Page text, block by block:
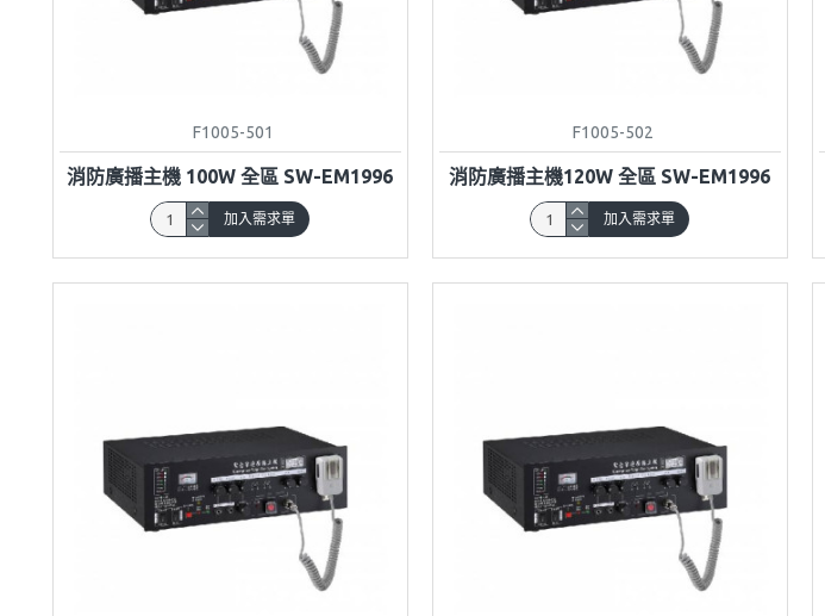
F1005-501
消防廣播主機 100W 全區 SW-EM1996
加入需求單
F1005-502
消防廣播主機120W 全區 SW-EM1996
加入需求單